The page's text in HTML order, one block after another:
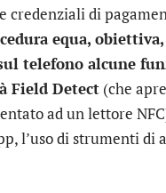
credenziali di
equa,
telefono alcune
Field Detect (che
ad un lettore
l’uso di strumenti di